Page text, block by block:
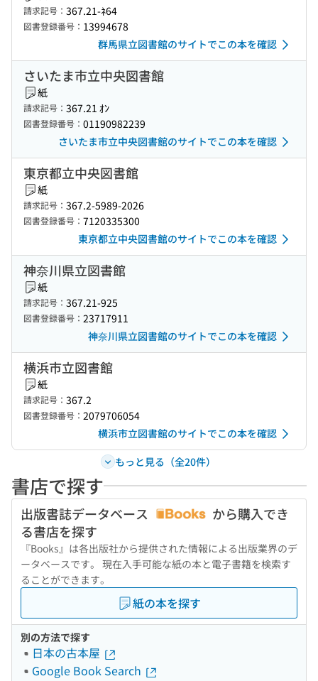
請求記号： 367.21-ﾈ64
図書登録番号： 13994678
群馬県立図書館のサイトでこの本を確認
さいたま市立中央図書館
紙
請求記号： 367.21 ｵﾝ
図書登録番号： 01190982239
さいたま市立中央図書館のサイトでこの本を確認
東京都立中央図書館
紙
請求記号： 367.2-5989-2026
図書登録番号： 7120335300
東京都立中央図書館のサイトでこの本を確認
神奈川県立図書館
紙
請求記号： 367.21-925
図書登録番号： 23717911
神奈川県立図書館のサイトでこの本を確認
横浜市立図書館
紙
請求記号： 367.2
図書登録番号： 2079706054
横浜市立図書館のサイトでこの本を確認
もっと見る（全20件）
書店で探す
出版書誌データベース
から購入でき
る書店を探す
『Books』は各出版社から提供された情報による出版業界のデ
ータベースです。 現在入手可能な紙の本と電子書籍を検索す
ることができます。
紙の本を探す
別の方法で探す
日本の古本屋
Google Book Search